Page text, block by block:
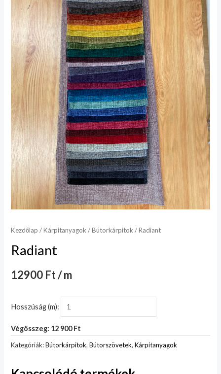
Kezdőlap /Kárpitanyagok /Bútorkárpitok / Radiant
Radiant
12900 Ft / m
Hosszúság (m):
Végösszeg: 12 900 Ft
Kategóriák:Bútorkárpitok,Bútorszövetek,Kárpitanyagok